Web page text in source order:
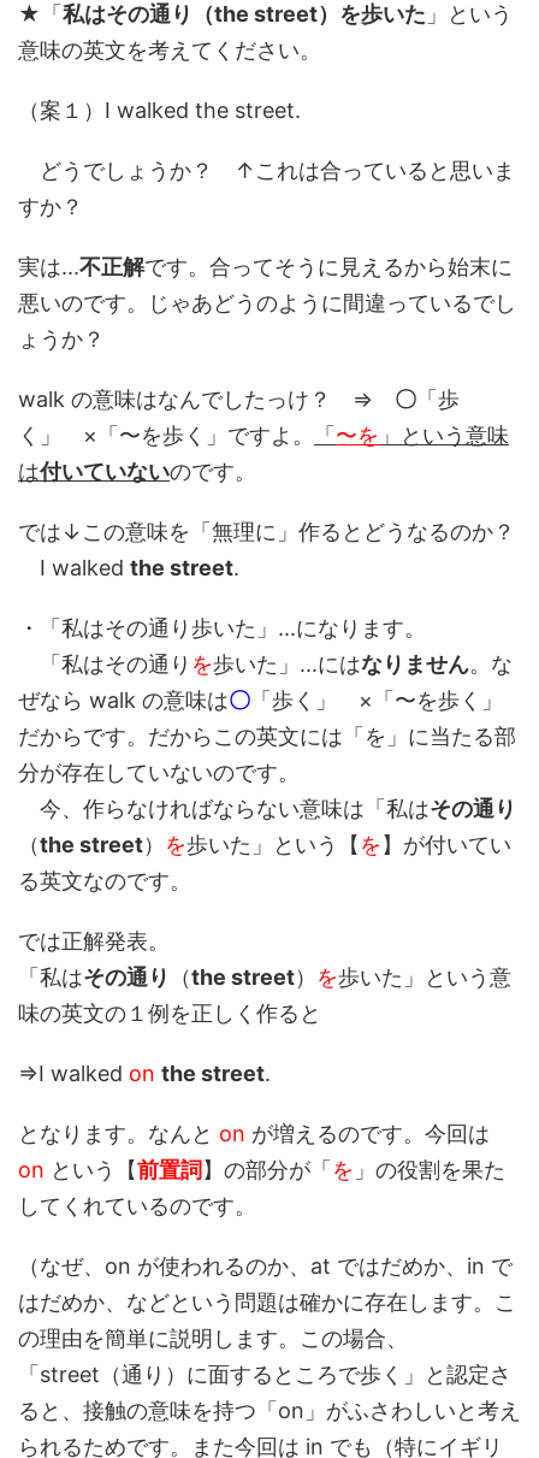
★「 私はその通り（the street）を歩いた 」という
意味の英文を考えてください。
（案１）I walked the street.
どうでしょうか？ ↑これは合っていると思いま
すか？
実は...不正解です。合ってそうに見えるから始末に
悪いのです。じゃあどうのように間違っているでし
ょうか？
walk の意味はなんでしたっけ？ ⇒ 〇 「歩
く」 ×「〜を歩く」ですよ。
「 〜を 」という意味
は付いていないのです。
では↓この意味を「無理に」作るとどうなるのか？
I walked the street.
・「私はその通り歩いた」...になります。
「私はその通り を歩いた」...にはなりません。な
ぜなら walk の意味は〇 「歩く」 ×「〜を歩く」
だからです。だからこの英文には「を」に当たる部
分が存在していないのです。
今、作らなければならない意味は「私はその通り
（the street） を歩いた」という【 を 】が付いてい
る英文なのです。
では正解発表。
「私はその通り （the street） を歩いた」という意
味の英文の１例を正しく作ると
⇒I walked on the street.
となります。なんと on が増えるのです。今回は
on という【前置詞 】の部分が「 を 」の役割を果た
してくれているのです。
（なぜ、on が使われるのか、at ではだめか、in で
はだめか、などという問題は確かに存在します。こ
の理由を簡単に説明します。この場合、
「street（通り）に面するところで歩く」と認定さ
ると、接触の意味を持つ「on」がふさわしいと考え
られるためです。また今回は in でも（特にイギリ